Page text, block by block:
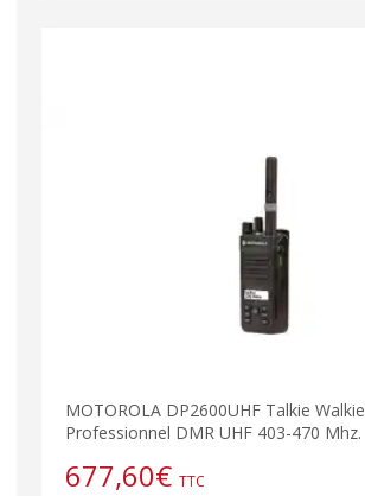
MOTOROLA DP2600UHF Talkie Walkie
Professionnel DMR UHF 403-470 Mhz.
677,60€ TTC